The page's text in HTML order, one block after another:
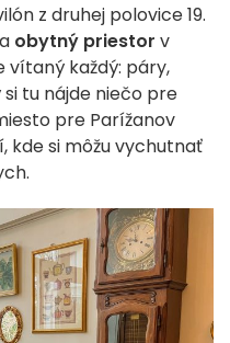
z druhej polovice 19.
obytný priestor v
vítaný každý: páry,
tu nájde niečo pre
pre Parížanov
kde si môžu vychutnať